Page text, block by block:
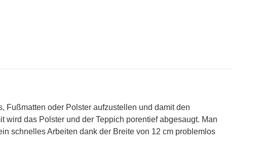
Fußmatten oder Polster aufzustellen und damit den
das Polster und der Teppich porentief abgesaugt. Man
schnelles Arbeiten dank der Breite von 12 cm problemlos